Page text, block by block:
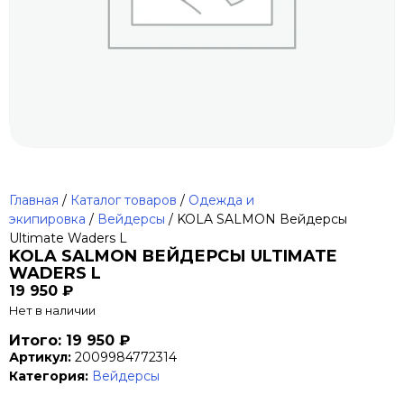
Главная / Каталог товаров / Одежда и
экипировка / Вейдерсы / KOLA SALMON Вейдерсы
Ultimate Waders L
KOLA SALMON ВЕЙДЕРСЫ ULTIMATE
WADERS L
19 950 ₽
Нет в наличии
Итого: 19 950 ₽
Артикул: 2009984772314
Категория: Вейдерсы